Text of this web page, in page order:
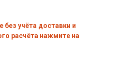
без учёта доставки и
расчёта нажмите на